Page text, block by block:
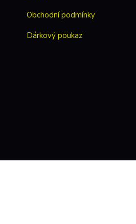
Obchodní podmínky
Dárkový poukaz